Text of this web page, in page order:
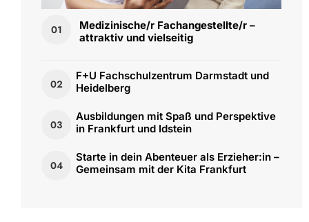
01
Medizinische/r Fachangestellte/r –
attraktiv und vielseitig
02
F+U Fachschulzentrum Darmstadt und
Heidelberg
03
Ausbildungen mit Spaß und Perspektive
in Frankfurt und Idstein
04
Starte in dein Abenteuer als Erzieher:in –
Gemeinsam mit der Kita Frankfurt